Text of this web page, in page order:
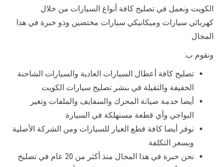
الكويت ونعمل في تصليح كافة أنواع السيارات من خلال
كهربائي سيارات وميكانيكي سيارات مختصين وذو خبرة في هذا
المجال
ونقوم ب:
تصليح كافة أعطال السيارات العادية والسيارات الشاحنة
الخفيفة والثقيلة في بنشر تصليح سيارات الكويت
أيضا خدمة صيانة المحرك والسفايف والملفات وتغير
البواجي وأي قطعة مستهلكة في السيارة
نوفر أيضا كافة قطع الغيار للسيارات ومن الشركة الأصلية
وبسعر التكلفة
نحن خبرة في هذا المجال منذ أكثر من 20 عام في تصليح